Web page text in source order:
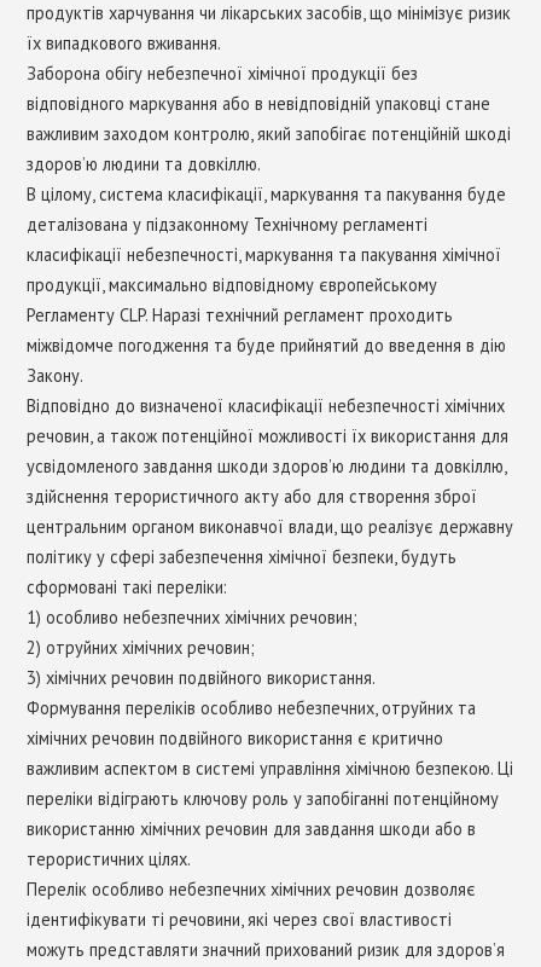
продуктів харчування чи лікарських засобів, що мінімізує ризик
їх випадкового вживання.
Заборона обігу небезпечної хімічної продукції без
відповідного маркування або в невідповідній упаковці стане
важливим заходом контролю, який запобігає потенційній шкоді
здоров’ю людини та довкіллю.
В цілому, система класифікації, маркування та пакування буде
деталізована у підзаконному Технічному регламенті
класифікації небезпечності, маркування та пакування хімічної
продукції, максимально відповідному європейському
Регламенту CLP. Наразі технічний регламент проходить
міжвідомче погодження та буде прийнятий до введення в дію
Закону.
Відповідно до визначеної класифікації небезпечності хімічних
речовин, а також потенційної можливості їх використання для
усвідомленого завдання шкоди здоров’ю людини та довкіллю,
здійснення терористичного акту або для створення зброї
центральним органом виконавчої влади, що реалізує державну
політику у сфері забезпечення хімічної безпеки, будуть
сформовані такі переліки:
1) особливо небезпечних хімічних речовин;
2) отруйних хімічних речовин;
3) хімічних речовин подвійного використання.
Формування переліків особливо небезпечних, отруйних та
хімічних речовин подвійного використання є критично
важливим аспектом в системі управління хімічною безпекою. Ці
переліки відіграють ключову роль у запобіганні потенційному
використанню хімічних речовин для завдання шкоди або в
терористичних цілях.
Перелік особливо небезпечних хімічних речовин дозволяє
ідентифікувати ті речовини, які через свої властивості
можуть представляти значний прихований ризик для здоров’я